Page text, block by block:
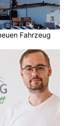
Fahrzeug